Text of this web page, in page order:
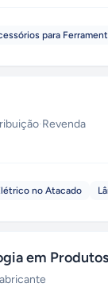
para
·Revenda
no Atacado
em Produtos